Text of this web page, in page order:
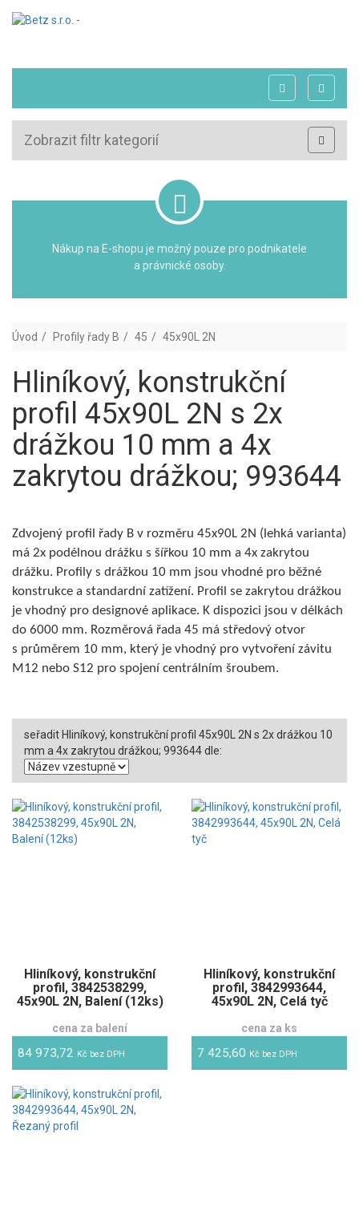
Zobrazit filtr kategorií
Nákup na E-shopu je možný pouze pro podnikatele
a právnické osoby.
Úvod Profily řady B 45 45x90L 2N
Hliníkový, konstrukční
profil 45x90L 2N s 2x
drážkou 10 mm a 4x
zakrytou drážkou; 993644
Zdvojený profil řady B v rozměru 45x90L 2N (lehká varianta)
má 2x podélnou drážku s šířkou 10 mm a 4x zakrytou
drážku. Profily s drážkou 10 mm jsou vhodné pro běžné
konstrukce a standardní zatížení. Profil se zakrytou drážkou
je vhodný pro designové aplikace. K dispozici jsou v délkách
do 6000 mm. Rozměrová řada 45 má středový otvor
s průměrem 10 mm, který je vhodný pro vytvoření závitu
M12 nebo S12 pro spojení centrálním šroubem.
seřadit Hliníkový, konstrukční profil 45x90L 2N s 2x drážkou 10
mm a 4x zakrytou drážkou; 993644 dle:
Hliníkový, konstrukční
profil, 3842538299,
45x90L 2N, Balení (12ks)
cena za balení
84 973,72 Kč bez DPH
Hliníkový, konstrukční
profil, 3842993644,
45x90L 2N, Celá tyč
cena za ks
7 425,60 Kč bez DPH